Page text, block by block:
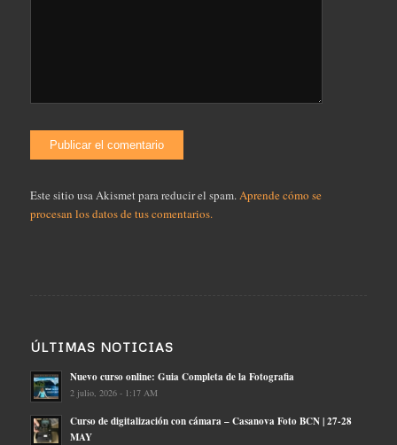
Este sitio usa Akismet para reducir el spam.Aprende cómo se
procesan los datos de tus comentarios.
ÚLTIMAS NOTICIAS
Nuevo curso online: Guia Completa de la Fotografia
2 julio, 2026 - 1:17 AM
Curso de digitalización con cámara – Casanova Foto BCN | 27-28
MAY